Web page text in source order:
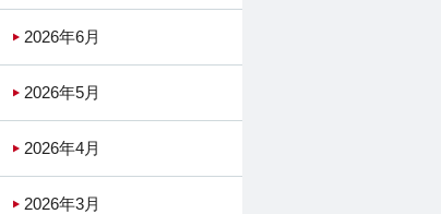
2026年6月
2026年5月
2026年4月
2026年3月